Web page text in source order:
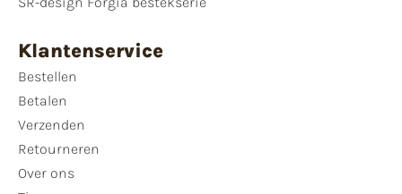
Klantenservice
Bestellen
Betalen
Verzenden
Retourneren
Over ons